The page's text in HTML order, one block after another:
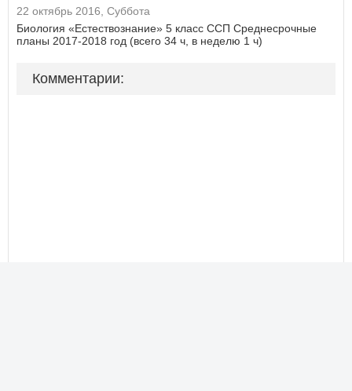
22 октябрь 2016, Суббота
Биология «Естествознание» 5 класс ССП Среднесрочные
планы 2017-2018 год (всего 34 ч, в неделю 1 ч)
Комментарии: